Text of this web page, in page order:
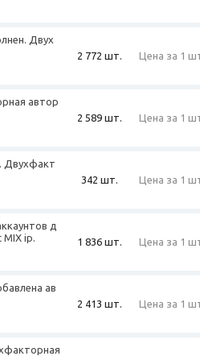
Двух
2 772 шт. Цена за 1
автор
2 589 шт. Цена за 1
Двухфакт
342 шт. Цена за 1
д
ip.
1 836 шт. Цена за 1
ав
2 413 шт. Цена за 1